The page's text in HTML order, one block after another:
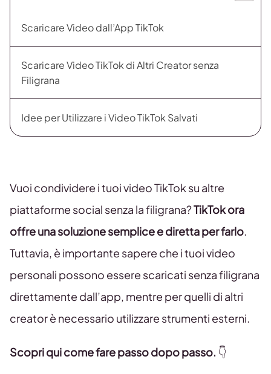
Scaricare Video dall’App TikTok
Scaricare Video TikTok di Altri Creator senza
Filigrana
Idee per Utilizzare i Video TikTok Salvati
Vuoi condividere i tuoi video TikTok su altre
piattaforme social senza la filigrana?TikTok ora
offre una soluzione semplice e diretta per farlo.
Tuttavia, è importante sapere che i tuoi video
personali possono essere scaricati senza filigrana
direttamente dall’app, mentre per quelli di altri
creator è necessario utilizzare strumenti esterni.
Scopri qui come fare passo dopo passo. 👇